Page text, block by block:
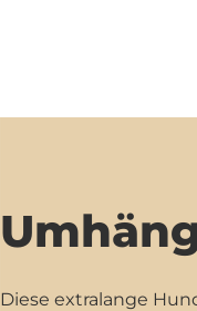
Diese extralange